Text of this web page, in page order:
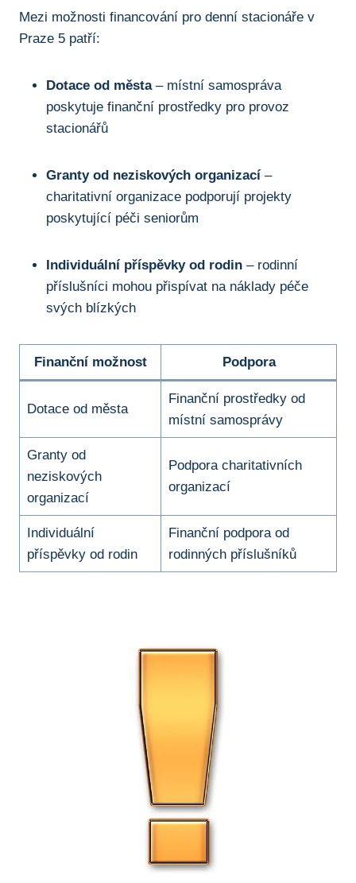
Mezi možnosti financování pro denní stacionáře v
Praze 5 patří:
Dotace od města– místní samospráva
poskytuje finanční prostředky pro provoz
stacionářů
Granty od neziskových organizací –
charitativní organizace podporují projekty
poskytující péči seniorům
Individuální příspěvky od rodin – rodinní
příslušníci mohou přispívat na náklady péče
svých blízkých
Finanční možnost Podpora
Dotace od města
Finanční prostředky od
místní samosprávy
Granty od
neziskových
organizací
Podpora charitativních
organizací
Individuální
příspěvky od rodin
Finanční podpora od
rodinných příslušníků